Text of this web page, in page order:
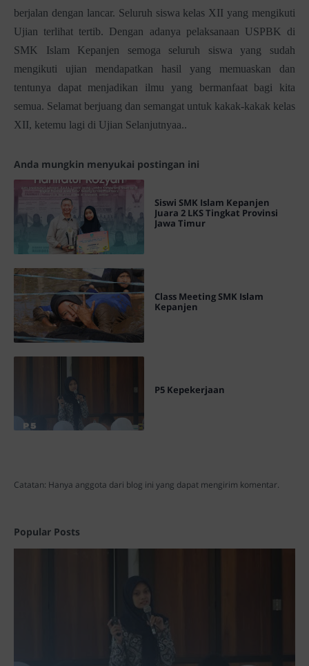
berjalan dengan lancar. Seluruh siswa kelas XII yang mengikuti
Ujian terlihat tertib. Dengan adanya pelaksanaan USPBK di
SMK Islam Kepanjen semoga seluruh siswa yang sudah
mengikuti ujian mendapatkan hasil yang memuaskan dan
tentunya dapat menjadikan ilmu yang bermanfaat bagi kita
semua. Selamat berjuang dan semangat untuk kakak-kakak kelas
XII, ketemu lagi di Ujian Selanjutnyaa..
Anda mungkin menyukai postingan ini
Siswi SMK Islam Kepanjen
Juara 2 LKS Tingkat Provinsi
Jawa Timur
Class Meeting SMK Islam
Kepanjen
P5 Kepekerjaan
Catatan: Hanya anggota dari blog ini yang dapat mengirim komentar.
Popular Posts